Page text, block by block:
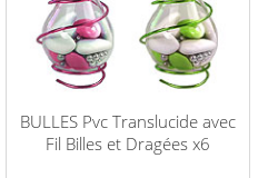
BULLES Pvc Translucide avec
Fil Billes et Dragées x6